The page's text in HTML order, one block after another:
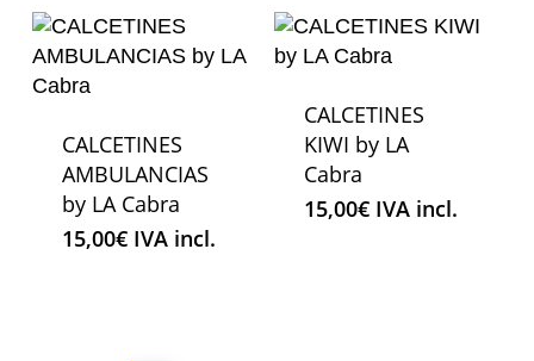
CALCETINES
AMBULANCIAS
by LA Cabra
15,00€ IVA incl.
CALCETINES
KIWI by LA
Cabra
15,00€ IVA incl.